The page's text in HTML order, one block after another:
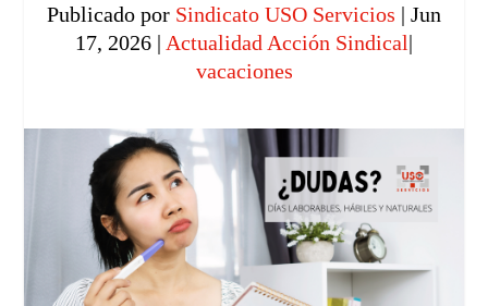
Publicado por Sindicato USO Servicios | Jun
17, 2026 | Actualidad Acción Sindical|
vacaciones